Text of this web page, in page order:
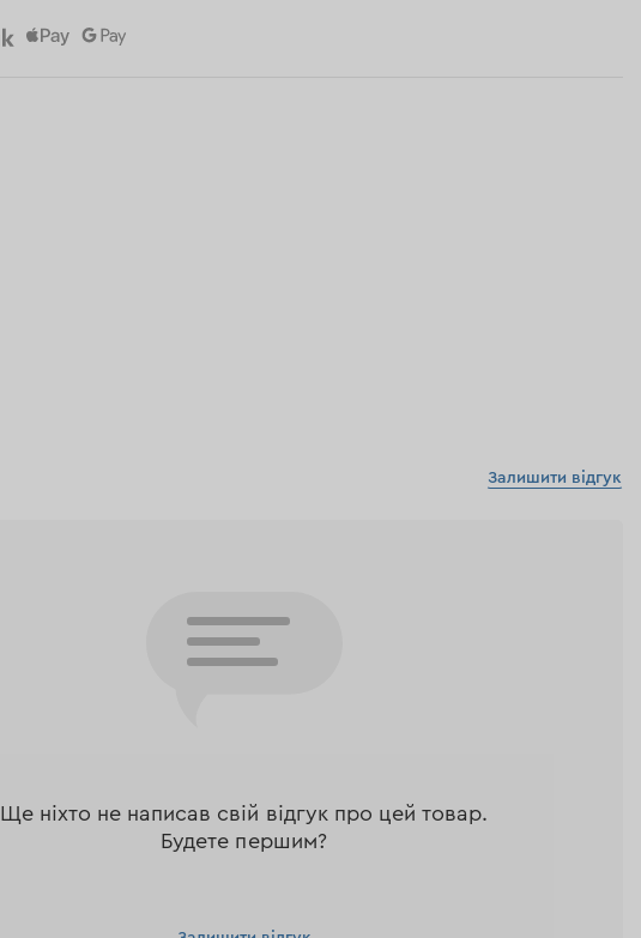
Залишити відгук
Ще ніхто не написав свій відгук про цей товар.
Будете першим?